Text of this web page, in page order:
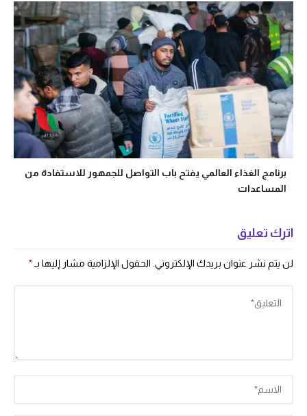
برنامج الغذاء العالمي يفتح باب التواصل للجمهور للاستفادة من
المساعدات
اترك تعليق
لن يتم نشر عنوان بريدك الإلكتروني. الحقول الإلزامية مشار إليها بـ *